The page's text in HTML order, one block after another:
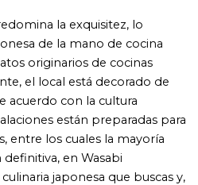
la exquisitez, lo
de la mano de cocina
originarios de cocinas
el local está decorado de
acuerdo con la cultura
están preparadas para
entre los cuales la mayoría
en Wasabi
japonesa que buscas y,